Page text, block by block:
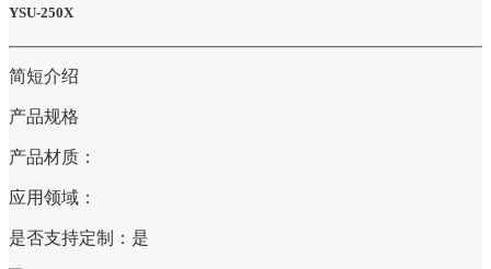
YSU-250X
简短介绍
产品规格
产品材质：
应用领域：
是否支持定制：是